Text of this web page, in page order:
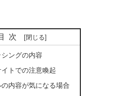
次
シングの内容
トでの注意喚起
の内容が気になる場合